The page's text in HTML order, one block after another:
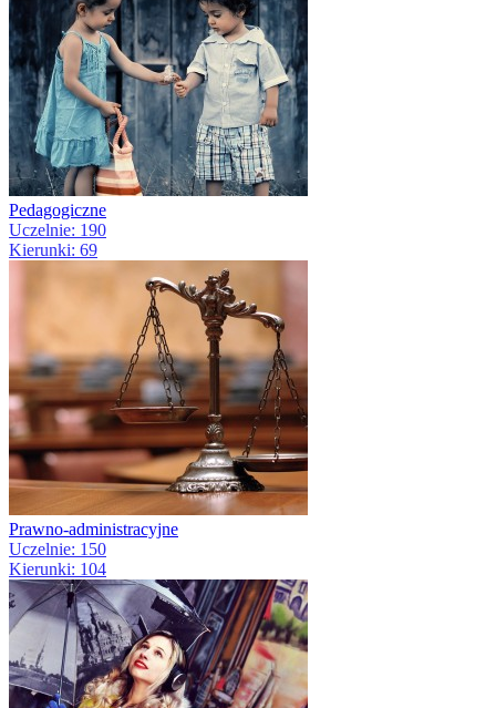
Pedagogiczne
Uczelnie: 190
Kierunki: 69
Prawno-administracyjne
Uczelnie: 150
Kierunki: 104